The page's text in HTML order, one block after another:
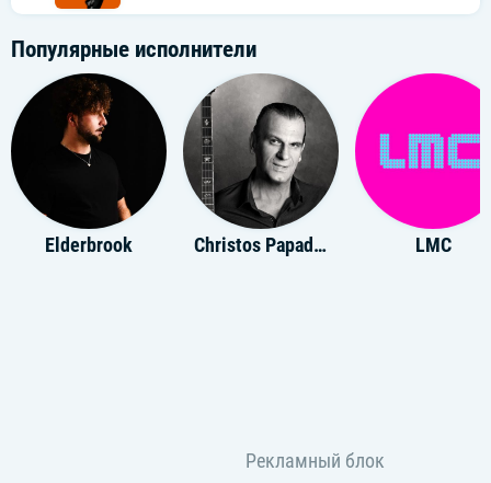
Популярные исполнители
Elderbrook Christos Papadopoulos LMC